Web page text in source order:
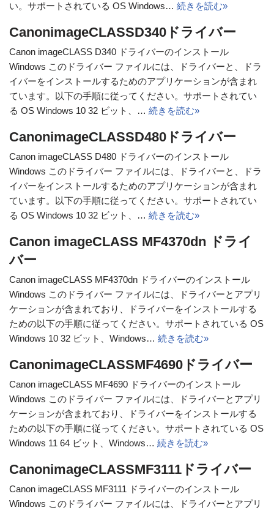
い。サポートされている OS Windows… 続きを読む»
CanonimageCLASSD340ドライバー
Canon imageCLASS D340 ドライバーのインストール
Windows このドライバー ファイルには、ドライバーと、ドラ
イバーをインストールするためのアプリケーションが含まれ
ています。以下の手順に従ってください。サポートされてい
る OS Windows 10 32 ビット、… 続きを読む»
CanonimageCLASSD480ドライバー
Canon imageCLASS D480 ドライバーのインストール
Windows このドライバー ファイルには、ドライバーと、ドラ
イバーをインストールするためのアプリケーションが含まれ
ています。以下の手順に従ってください。サポートされてい
る OS Windows 10 32 ビット、… 続きを読む»
Canon imageCLASS MF4370dn ドライ
バー
Canon imageCLASS MF4370dn ドライバーのインストール
Windows このドライバー ファイルには、ドライバーとアプリ
ケーションが含まれており、ドライバーをインストールする
ための以下の手順に従ってください。サポートされている OS
Windows 10 32 ビット、Windows… 続きを読む»
CanonimageCLASSMF4690ドライバー
Canon imageCLASS MF4690 ドライバーのインストール
Windows このドライバー ファイルには、ドライバーとアプリ
ケーションが含まれており、ドライバーをインストールする
ための以下の手順に従ってください。サポートされている OS
Windows 11 64 ビット、Windows… 続きを読む»
CanonimageCLASSMF3111ドライバー
Canon imageCLASS MF3111 ドライバーのインストール
Windows このドライバー ファイルには、ドライバーとアプリ